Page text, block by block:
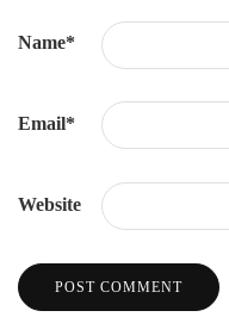
Name*
Email*
Website